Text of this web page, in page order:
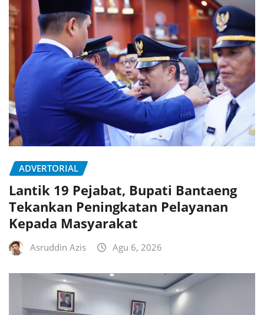
ADVERTORIAL
Lantik 19 Pejabat, Bupati Bantaeng
Tekankan Peningkatan Pelayanan
Kepada Masyarakat
Asruddin Azis Agu 6, 2026